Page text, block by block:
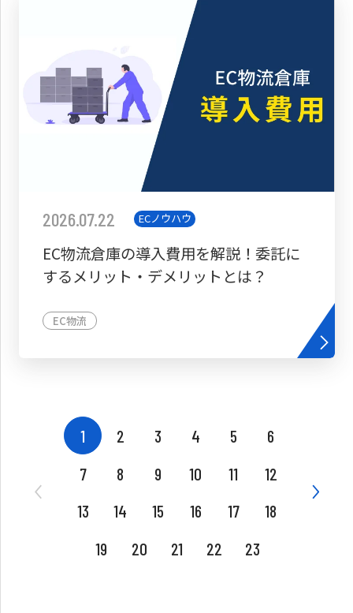
2026.07.22 ECノウハウ
EC物流倉庫の導入費用を解説！委託に
するメリット・デメリットとは？
EC物流
1 2 3 4 5
6
7
8 9 10 11
12
13
14 15 16 17
18
19
20 21 22 23